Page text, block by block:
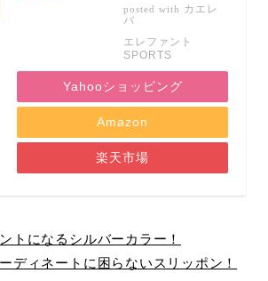
posted with カエレ
バ
エレファント
SPORTS
Yahooショッピング
Amazon
楽天市場
トになるシルバーカラー！
ディネートに困らないスリッポン！